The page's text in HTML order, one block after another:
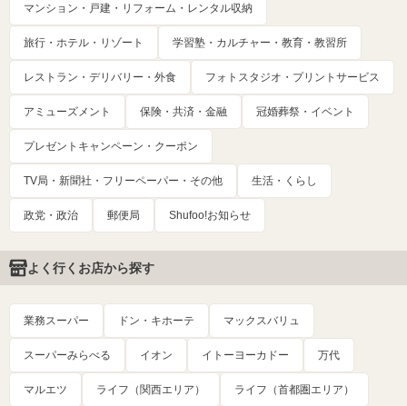
マンション・戸建・リフォーム・レンタル収納
旅行・ホテル・リゾート 学習塾・カルチャー・教育・教習所
レストラン・デリバリー・外食 フォトスタジオ・プリントサービス
アミューズメント 保険・共済・金融 冠婚葬祭・イベント
プレゼントキャンペーン・クーポン
TV局・新聞社・フリーペーパー・その他 生活・くらし
政党・政治 郵便局 Shufoo!お知らせ
よく行くお店から探す
業務スーパー ドン・キホーテ マックスバリュ
スーパーみらべる イオン イトーヨーカドー 万代
マルエツ ライフ（関西エリア） ライフ（首都圏エリア）